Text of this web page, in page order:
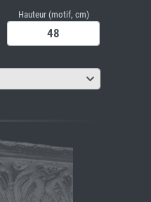
Hauteur (motif, cm)